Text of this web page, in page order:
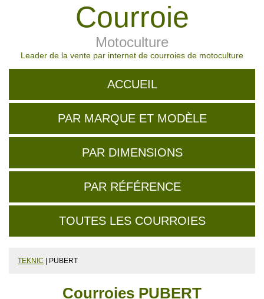
Courroie
Motoculture
Leader de la vente par internet de courroies de motoculture
ACCUEIL
PAR MARQUE ET MODÈLE
PAR DIMENSIONS
PAR RÉFÉRENCE
TOUTES LES COURROIES
TEKNIC | PUBERT
Courroies PUBERT